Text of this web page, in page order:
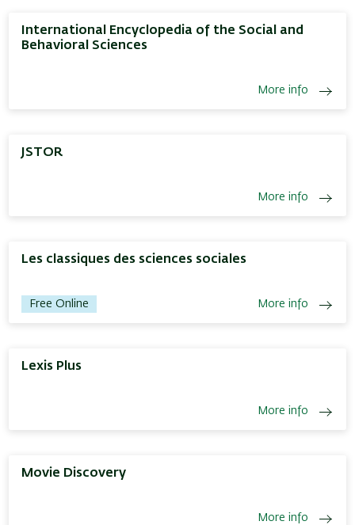
International Encyclopedia of the Social and
Behavioral Sciences
More info
JSTOR
More info
Les classiques des sciences sociales
Free Online More info
Lexis Plus
More info
Movie Discovery
More info